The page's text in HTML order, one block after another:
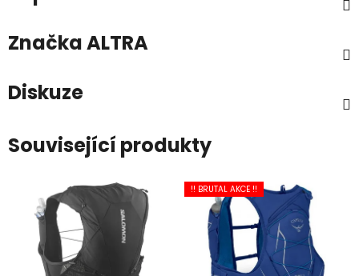
ZnačkaALTRA
Diskuze
Související produkty
!! BRUTAL AKCE !!